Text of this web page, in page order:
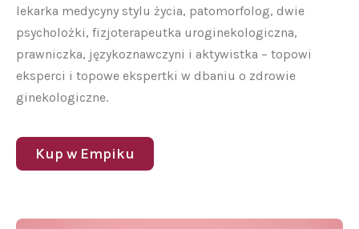
lekarka medycyny stylu życia, patomorfolog, dwie
psycholożki, fizjoterapeutka uroginekologiczna,
prawniczka, językoznawczyni i aktywistka – topowi
eksperci i topowe ekspertki w dbaniu o zdrowie
ginekologiczne.
Kup w Empiku